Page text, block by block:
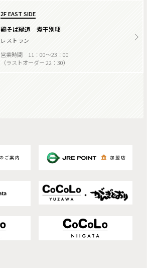
2F EAST SIDE
鶏そば縁道 煮干別邸
レストラン
営業時間 11：00～23：00
（ラストオーダー 22：30）